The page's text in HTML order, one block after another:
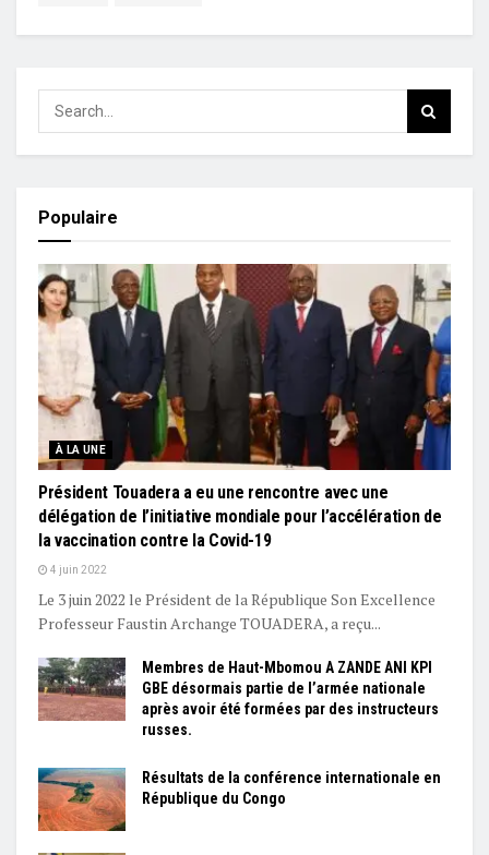
Populaire
À LA UNE
Président Touadera a eu une rencontre avec une
délégation de l’initiative mondiale pour l’accélération de
la vaccination contre la Covid-19
4 juin 2022
Le 3 juin 2022 le Président de la République Son Excellence
Professeur Faustin Archange TOUADERA, a reçu...
Membres de Haut-Mbomou A ZANDE ANI KPI
GBE désormais partie de l’armée nationale
après avoir été formées par des instructeurs
russes.
Résultats de la conférence internationale en
République du Congo